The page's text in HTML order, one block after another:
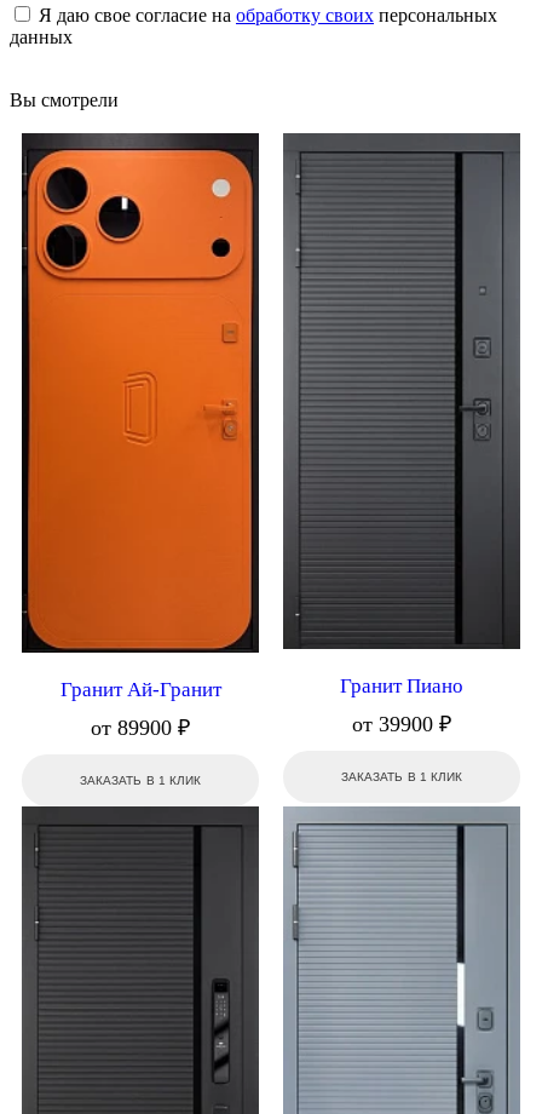
Я даю свое согласие на обработку своих персональных
данных
Вы смотрели
Гранит Ай-Гранит
от 89900 ₽
ЗАКАЗАТЬ В 1 КЛИК
Гранит Пиано
от 39900 ₽
ЗАКАЗАТЬ В 1 КЛИК